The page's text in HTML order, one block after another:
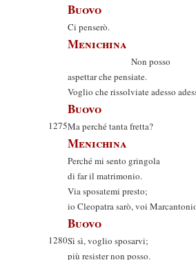
Buovo
Ci penserò.
Menichina
Non posso
aspettar che pensiate.
Voglio che rissolviate adesso
Buovo
1275Ma perché tanta fretta?
Menichina
Perché mi sento gringola
di far il matrimonio.
Via sposatemi presto;
io Cleopatra sarò, voi
Buovo
1280Sì sì, voglio sposarvi;
più resister non posso.